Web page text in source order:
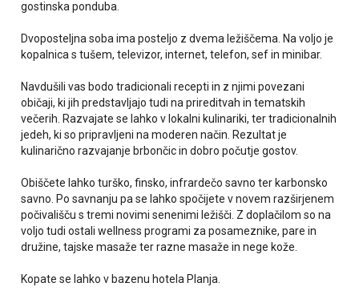
gostinska ponduba.
Dvoposteljna soba ima posteljo z dvema ležiščema. Na voljo je
kopalnica s tušem, televizor, internet, telefon, sef in minibar.
Navdušili vas bodo tradicionali recepti in z njimi povezani
običaji, ki jih predstavljajo tudi na prireditvah in tematskih
večerih. Razvajate se lahko v lokalni kulinariki, ter tradicionalnih
jedeh, ki so pripravljeni na moderen način. Rezultat je
kulinarično razvajanje brbončic in dobro počutje gostov.
Obiščete lahko turško, finsko, infrardečo savno ter karbonsko
savno. Po savnanju pa se lahko spočijete v novem razširjenem
počivališču s tremi novimi senenimi ležišči. Z doplačilom so na
voljo tudi ostali wellness programi za posameznike, pare in
družine, tajske masaže ter razne masaže in nege kože.
Kopate se lahko v bazenu hotela Planja.